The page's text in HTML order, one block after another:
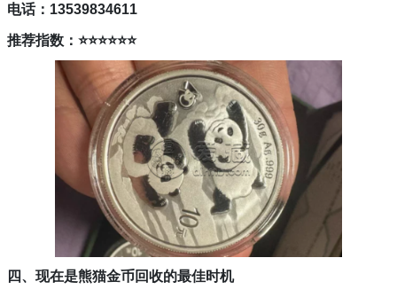
电话：13539834611
推荐指数 ：⭐⭐⭐⭐⭐⭐
四、 现在是熊猫金币回收的最佳时机